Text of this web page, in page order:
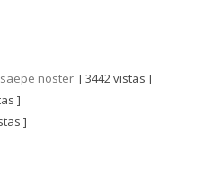
noster [ 3442 vistas ]
]
]